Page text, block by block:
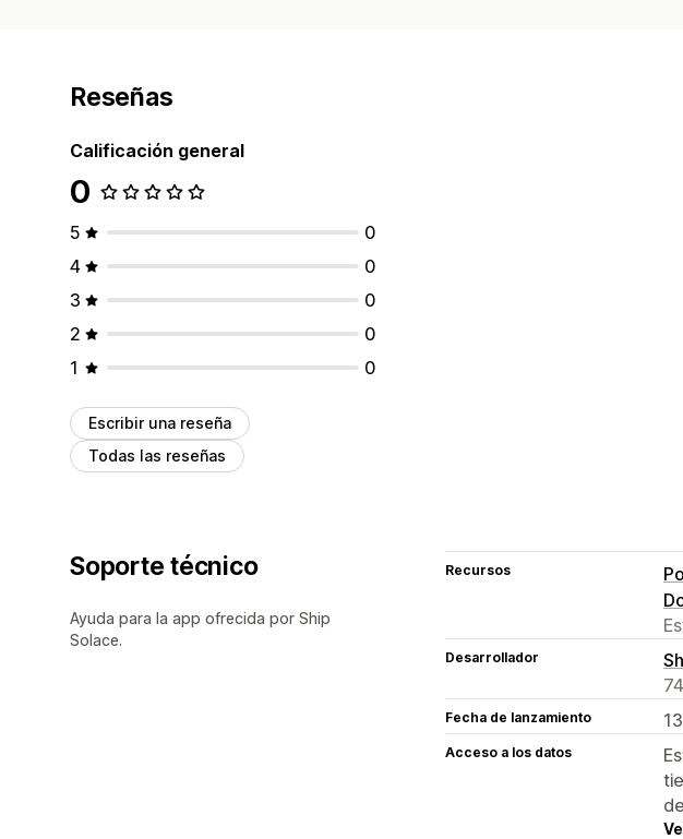
Reseñas
Calificación general
0
5
0
4
0
3
0
2
0
1
0
Escribir una reseña
Todas las reseñas
Soporte técnico
Ayuda para la app ofrecida por Ship
Solace.
Recursos
Desarrollador
Fecha de lanzamiento
Acceso a los datos